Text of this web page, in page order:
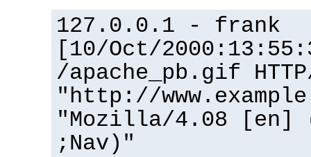
127.0.0.1 - frank
[10/Oct/
/apache_pb.gif
"http://
"Mozilla/4.08 [en]
;Nav)"